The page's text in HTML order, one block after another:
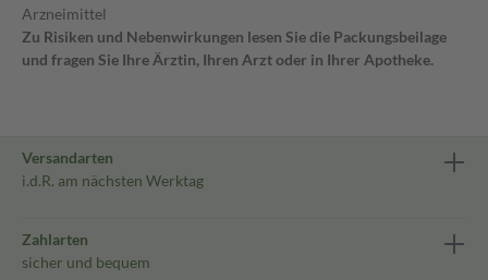
Arzneimittel
Zu Risiken und Nebenwirkungen lesen Sie die Packungsbeilage
und fragen Sie Ihre Ärztin, Ihren Arzt oder in Ihrer Apotheke.
Versandarten
i.d.R. am nächsten Werktag
Zahlarten
sicher und bequem